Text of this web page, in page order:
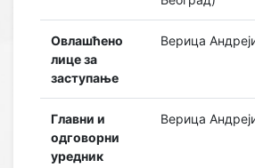
Овлашћено
лице за
заступање
Верица
Главни и
одговорни
уредник
Верица